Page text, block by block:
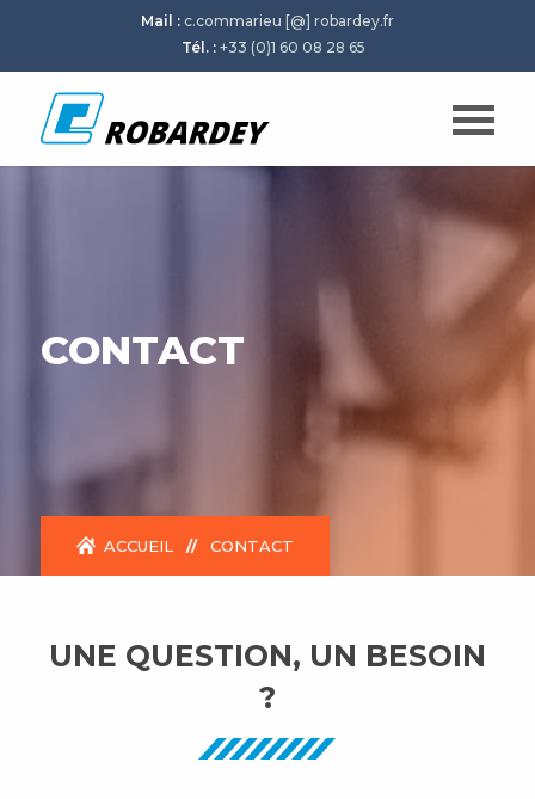
Mail :c.commarieu [@] robardey.fr
Tél. :+33 (0)1 60 08 28 65
CONTACT
ACCUEIL // CONTACT
UNE QUESTION, UN BESOIN
?